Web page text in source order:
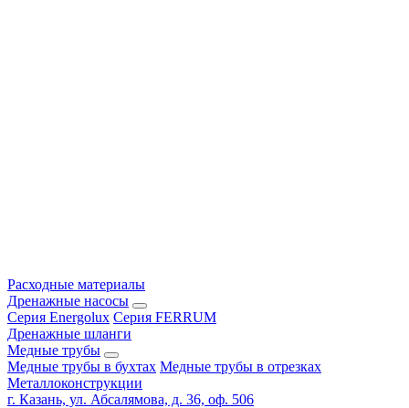
Расходные материалы
Дренажные насосы
Серия Energolux Серия FERRUM
Дренажные шланги
Медные трубы
Медные трубы в бухтах Медные трубы в отрезках
Металлоконструкции
г. Казань, ул. Абсалямова, д. 36, оф. 506